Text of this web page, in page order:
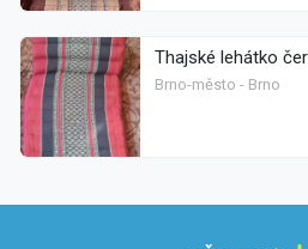
Thajské lehátko
Brno-město - Brno